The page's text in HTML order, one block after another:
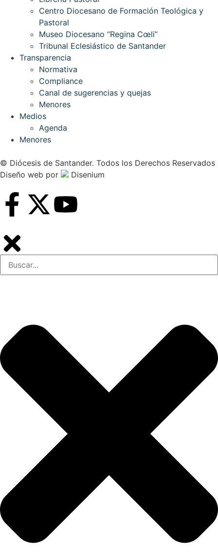
Centro Diocesano de Formación Teológica y
Pastoral
Museo Diocesano “Regina Cœli”
Tribunal Eclesiástico de Santander
Transparencia
Normativa
Compliance
Canal de sugerencias y quejas
Menores
Medios
Agenda
Menores
© Diócesis de Santander. Todos los Derechos Reservados
Diseño web por Disenium